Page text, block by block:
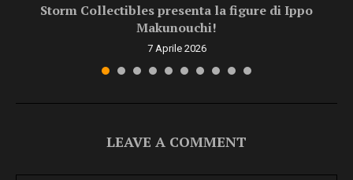
Storm Collectibles presenta la figure di Ippo
Makunouchi!
7 Aprile 2026
LEAVE A COMMENT